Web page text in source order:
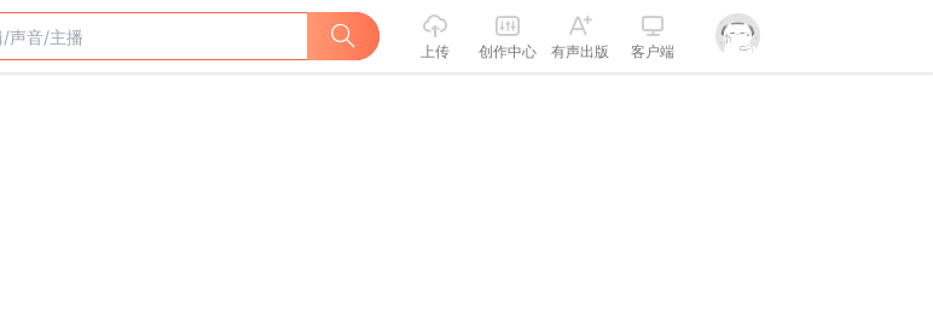
上传 创作中心 有声出版 客户端